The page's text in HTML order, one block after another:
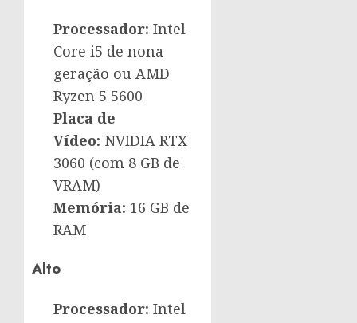
Processador: Intel
Core i5 de nona
geração ou AMD
Ryzen 5 5600
Placa de
Vídeo: NVIDIA RTX
3060 (com 8 GB de
VRAM)
Memória: 16 GB de
RAM
Alto
Processador: Intel